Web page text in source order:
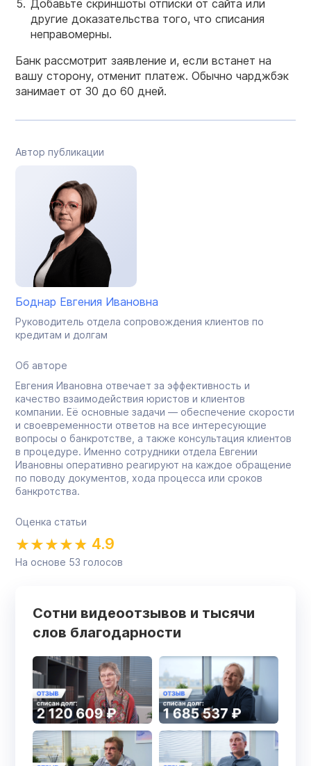
Добавьте скриншоты отписки от сайта или
другие доказательства того, что списания
неправомерны.
Банк рассмотрит заявление и, если встанет на
вашу сторону, отменит платеж. Обычно чарджбэк
занимает от 30 до 60 дней.
Автор публикации
Боднар Евгения Ивановна
Руководитель отдела сопровождения клиентов по
кредитам и долгам
Об авторе
Евгения Ивановна отвечает за эффективность и
качество взаимодействия юристов и клиентов
компании. Её основные задачи — обеспечение скорости
и своевременности ответов на все интересующие
вопросы о банкротстве, а также консультация клиентов
в процедуре. Именно сотрудники отдела Евгении
Ивановны оперативно реагируют на каждое обращение
по поводу документов, хода процесса или сроков
банкротства.
Оценка статьи
4.9
На основе 53 голосов
Сотни видеоотзывов и тысячи
слов благодарности